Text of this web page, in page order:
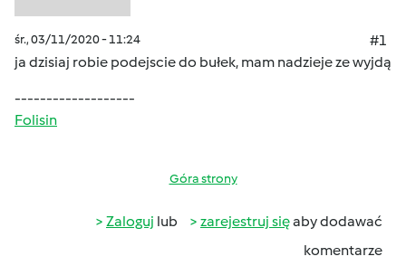
śr., 03/11/2020 - 11:24
#1
ja dzisiaj robie podejscie do bułek, mam nadzieje ze wyjdą
-------------------
Folisin
Góra strony
Zaloguj lub zarejestruj sięaby dodawać
komentarze